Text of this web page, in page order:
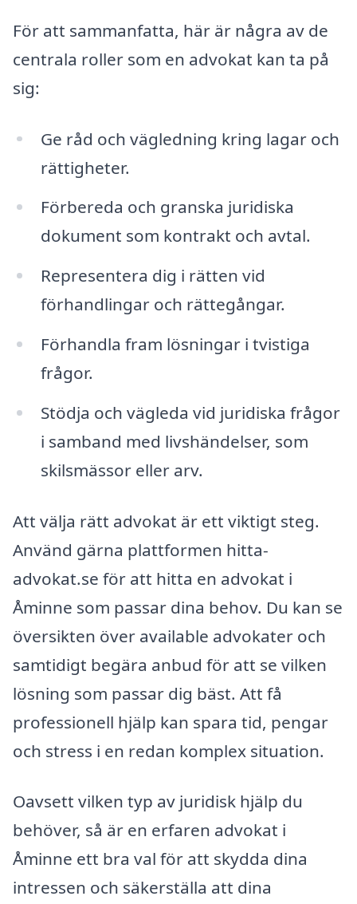
För att sammanfatta, här är några av de
centrala roller som en advokat kan ta på
sig:
Ge råd och vägledning kring lagar och
rättigheter.
Förbereda och granska juridiska
dokument som kontrakt och avtal.
Representera dig i rätten vid
förhandlingar och rättegångar.
Förhandla fram lösningar i tvistiga
frågor.
Stödja och vägleda vid juridiska frågor
i samband med livshändelser, som
skilsmässor eller arv.
Att välja rätt advokat är ett viktigt steg.
Använd gärna plattformen hitta-
advokat.se för att hitta en advokat i
Åminne som passar dina behov. Du kan se
översikten över available advokater och
samtidigt begära anbud för att se vilken
lösning som passar dig bäst. Att få
professionell hjälp kan spara tid, pengar
och stress i en redan komplex situation.
Oavsett vilken typ av juridisk hjälp du
behöver, så är en erfaren advokat i
Åminne ett bra val för att skydda dina
intressen och säkerställa att dina